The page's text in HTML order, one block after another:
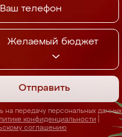
Желаемый бюджет
Отправить
на передачу персональных данных
конфиденциальности
соглашению